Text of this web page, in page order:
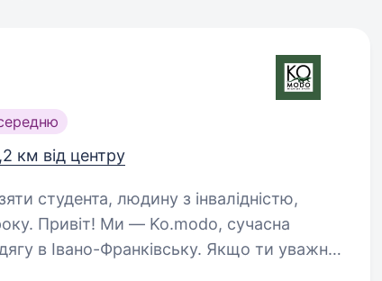
км від центру
студента, людину з інвалідністю,
в Івано-Франківську. Якщо ти уважна